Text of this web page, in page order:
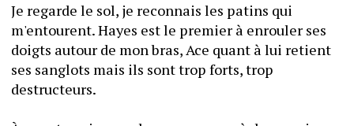
Je regarde le sol, je reconnais les patins qui
m'entourent. Hayes est le premier à enrouler ses
doigts autour de mon bras, Ace quant à lui retient
ses sanglots mais ils sont trop forts, trop
destructeurs.